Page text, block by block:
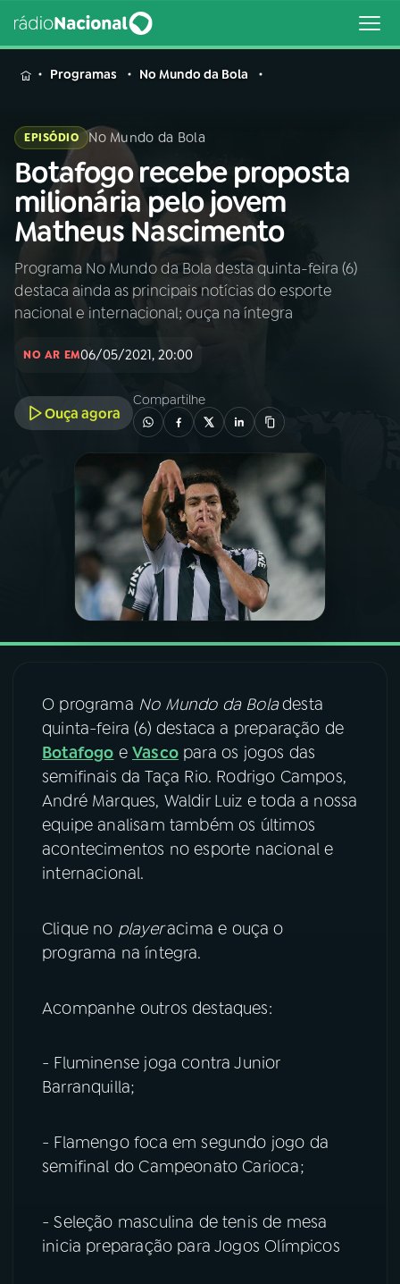
MENU
Buscar
na
Rádio
Nacional
Buscar
AO VIVO
PROGRAMAS
PODCASTS
VIDEOCASTS
08 FESTIVAL DE MÚSICA
ACOMPANHE A RÁDIO NACIONAL
YouTube Facebook
Instagram
TikTok
Programas No Mundo da Bola
EPISÓDIO No Mundo da Bola
Botafogo recebe proposta
milionária pelo jovem
Matheus Nascimento
Programa No Mundo da Bola desta quinta-feira (6)
destaca ainda as principais notícias do esporte
nacional e internacional; ouça na íntegra
NO AR EM06/05/2021, 20:00
Ouça agora
Compartilhe
O programa No Mundo da Boladesta
quinta-feira (6) destaca a preparação de
Botafogo e Vascopara os jogos das
semifinais da Taça Rio. Rodrigo Campos,
André Marques, Waldir Luiz e toda a nossa
equipe analisam também os últimos
acontecimentos no esporte nacional e
internacional.
Clique no playeracima e ouça o
programa na íntegra.
Acompanhe outros destaques:
- Fluminense joga contra Junior
Barranquilla;
- Flamengo foca em segundo jogo da
semifinal do Campeonato Carioca;
- Seleção masculina de tenis de mesa
inicia preparação para Jogos Olímpicos